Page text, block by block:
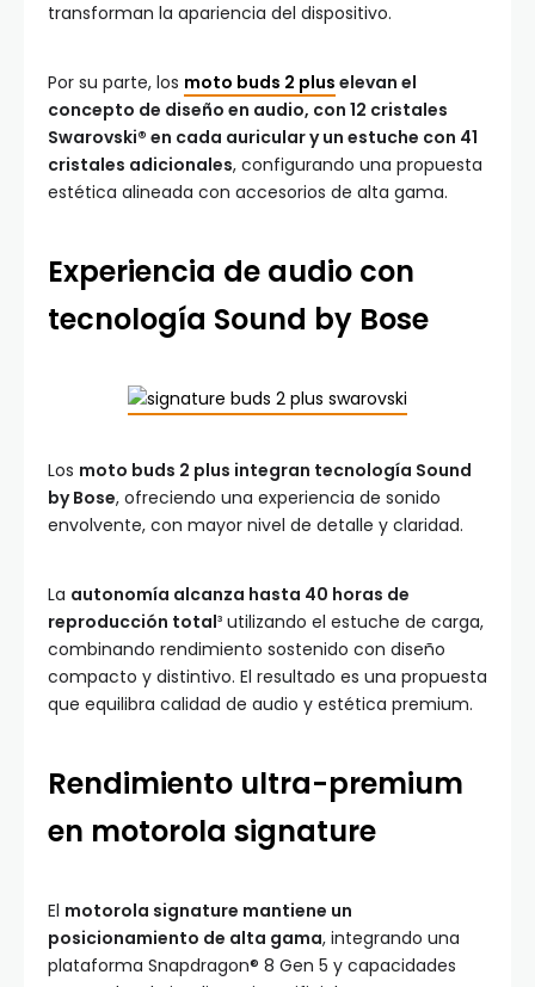
transforman la apariencia del dispositivo.
Por su parte, los moto buds 2 plus elevan el
concepto de diseño en audio, con 12 cristales
Swarovski® en cada auricular y un estuche con 41
cristales adicionales, configurando una propuesta
estética alineada con accesorios de alta gama.
Experiencia de audio con
tecnología Sound by Bose
Los moto buds 2 plus integran tecnología Sound
by Bose, ofreciendo una experiencia de sonido
envolvente, con mayor nivel de detalle y claridad.
La autonomía alcanza hasta 40 horas de
reproducción total³ utilizando el estuche de carga,
combinando rendimiento sostenido con diseño
compacto y distintivo. El resultado es una propuesta
que equilibra calidad de audio y estética premium.
Rendimiento ultra-premium
en motorola signature
El motorola signature mantiene un
posicionamiento de alta gama, integrando una
plataforma Snapdragon® 8 Gen 5 y capacidades